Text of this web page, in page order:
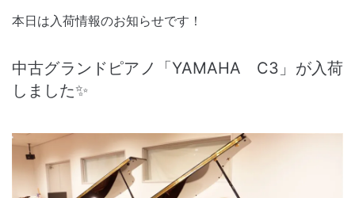
本日は入荷情報のお知らせです！
中古グランドピアノ「YAMAHA C3」が入荷
しました✨